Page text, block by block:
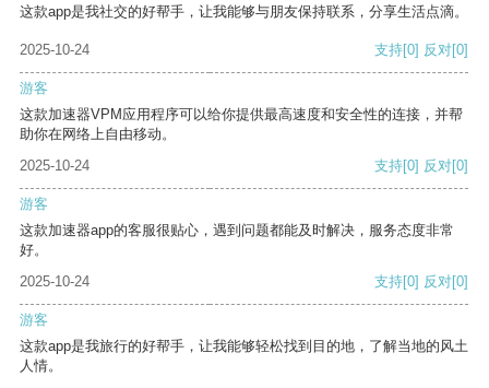
这款app是我社交的好帮手，让我能够与朋友保持联系，分享生活点滴。
2025-10-24 支持[0] 反对[0]
游客
这款加速器VPM应用程序可以给你提供最高速度和安全性的连接，并帮
助你在网络上自由移动。
2025-10-24
支持[0] 反对[0]
游客
这款加速器app的客服很贴心，遇到问题都能及时解决，服务态度非常
好。
2025-10-24
支持[0] 反对[0]
游客
这款app是我旅行的好帮手，让我能够轻松找到目的地，了解当地的风土
人情。